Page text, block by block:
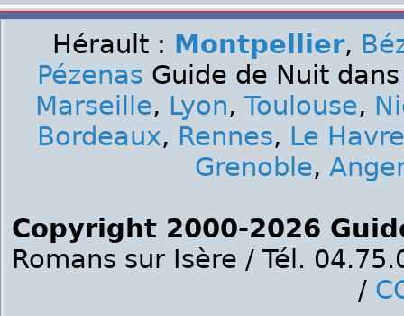
Hérault : Montpellier,
Pézenas Guide de Nuit
Marseille, Lyon, Toulouse,
Bordeaux, Rennes, Le Havre
Grenoble,
Copyright 2000-2026
Romans sur Isère / Tél.
/